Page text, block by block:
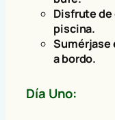
Disfrute
piscina.
Sumérjase
a bordo.
Día Uno: